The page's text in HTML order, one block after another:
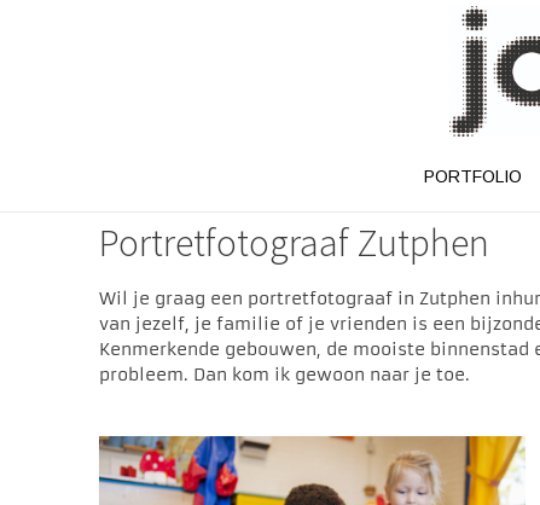
PORTFOLIO
Portretfotograaf Zutphen
Wil je graag een portretfotograaf in Zutphen
van jezelf, je familie of je vrienden is een
Kenmerkende gebouwen, de mooiste
probleem. Dan kom ik gewoon naar je toe.